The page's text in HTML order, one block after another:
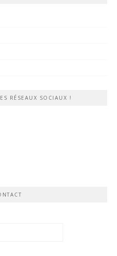
RÉSEAUX SOCIAUX !